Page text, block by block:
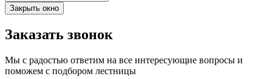
Закрыть окно
Заказать звонок
Мы с радостью ответим на все интересующие вопросы и
поможем с подбором лестницы